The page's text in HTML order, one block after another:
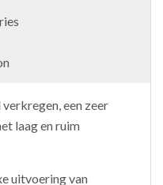
een zeer
laag en ruim
uitvoering van